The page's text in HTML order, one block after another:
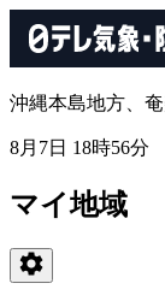
沖縄本島地方、
8月7日 18時56分
マイ地域